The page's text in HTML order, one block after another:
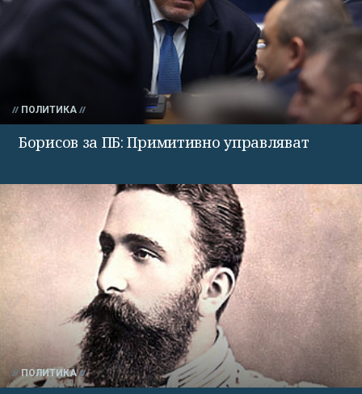
ПОЛИТИКА
Борисов за ПБ: Примитивно управляват
ПОЛИТИКА